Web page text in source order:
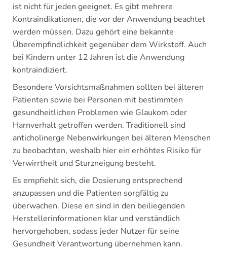
ist nicht für jeden geeignet. Es gibt mehrere
Kontraindikationen, die vor der Anwendung beachtet
werden müssen. Dazu gehört eine bekannte
Überempfindlichkeit gegenüber dem Wirkstoff. Auch
bei Kindern unter 12 Jahren ist die Anwendung
kontraindiziert.
Besondere Vorsichtsmaßnahmen sollten bei älteren
Patienten sowie bei Personen mit bestimmten
gesundheitlichen Problemen wie Glaukom oder
Harnverhalt getroffen werden. Traditionell sind
anticholinerge Nebenwirkungen bei älteren Menschen
zu beobachten, weshalb hier ein erhöhtes Risiko für
Verwirrtheit und Sturzneigung besteht.
Es empfiehlt sich, die Dosierung entsprechend
anzupassen und die Patienten sorgfältig zu
überwachen. Diese en sind in den beiliegenden
Herstellerinformationen klar und verständlich
hervorgehoben, sodass jeder Nutzer für seine
Gesundheit Verantwortung übernehmen kann.